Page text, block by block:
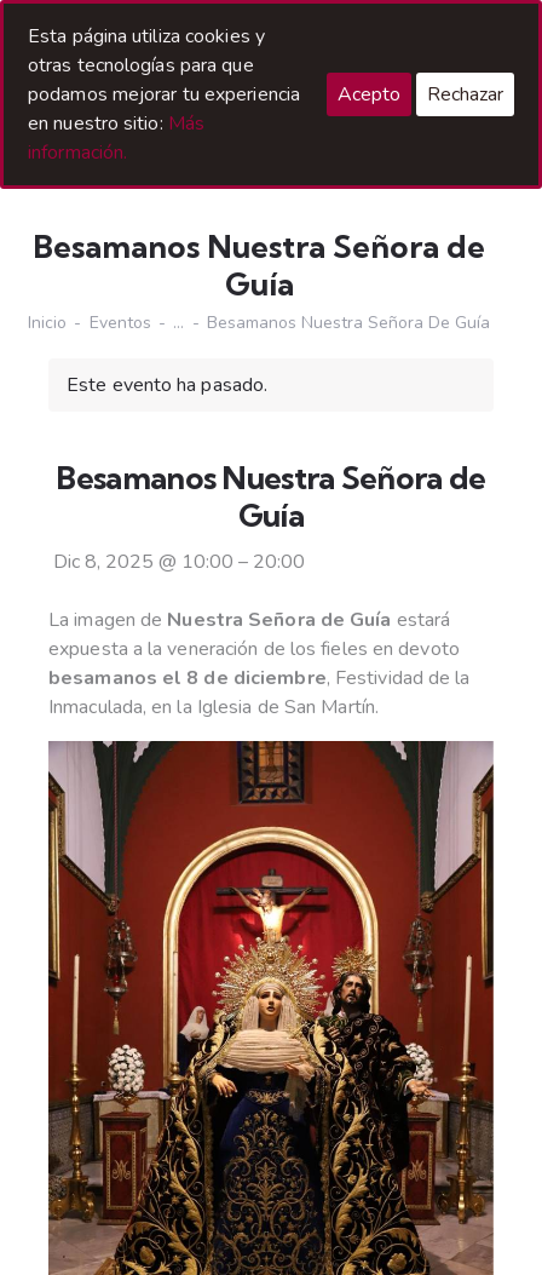
Besamanos Nuestra Señora de
Guía
Inicio Eventos ... Besamanos Nuestra Señora De Guía
Este evento ha pasado.
Besamanos Nuestra Señora de
Guía
Dic 8, 2025 @ 10:00 – 20:00
La imagen de Nuestra Señora de Guía estará
expuesta a la veneración de los fieles en devoto
besamanos el 8 de diciembre, Festividad de la
Inmaculada, en la Iglesia de San Martín.
Esta página utiliza cookies y
otras tecnologías para que
podamos mejorar tu experiencia
en nuestro sitio: Más
información.
Acepto Rechazar